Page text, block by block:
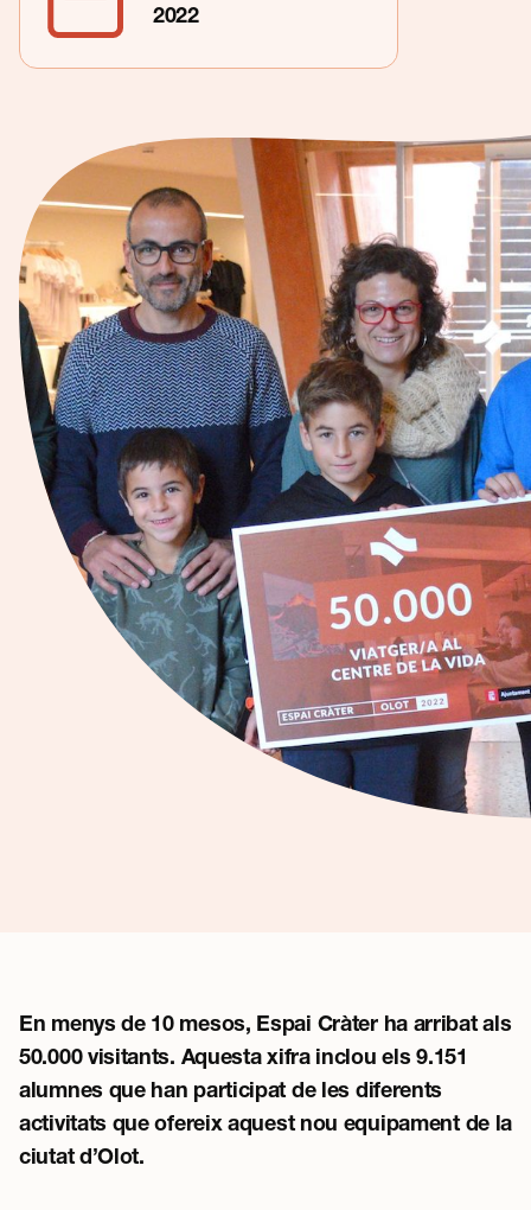
2022
En menys de 10 mesos, Espai Cràter ha arribat als
50.000 visitants. Aquesta xifra inclou els 9.151
alumnes que han participat de les diferents
activitats que ofereix aquest nou equipament de la
ciutat d’Olot.